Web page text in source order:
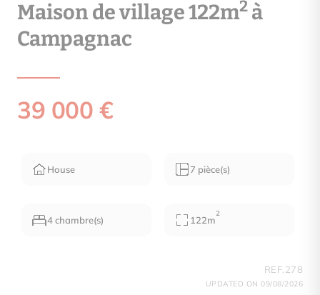
Maison de village 122m2 à
Campagnac
39 000 €
House 7 pièce(s)
4 chambre(s) 122m
2
REF.278
UPDATED ON 09/08/2026